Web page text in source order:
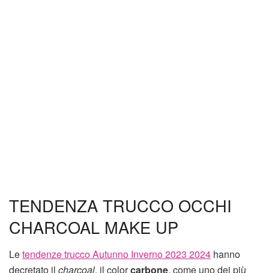
TENDENZA TRUCCO OCCHI
CHARCOAL MAKE UP
Letendenze trucco Autunno Inverno 2023 2024 hanno
decretato il charcoal, il colorcarbone, come uno dei più